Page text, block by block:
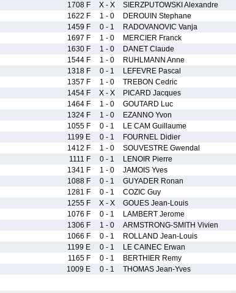
1708 F X - X SIERZPUTOWSKI Alexandre
1622 F 1 - 0 DEROUIN Stephane
1459 F 0 - 1 RADOVANOVIC Vanja
1697 F 1 - 0 MERCIER Franck
1630 F 1 - 0 DANET Claude
1544 F 1 - 0 RUHLMANN Anne
1318 F 0 - 1 LEFEVRE Pascal
1357 F 1 - 0 TREBON Cedric
1454 F X - X PICARD Jacques
1464 F 1 - 0 GOUTARD Luc
1324 F 1 - 0 EZANNO Yvon
1055 F 0 - 1 LE CAM Guillaume
1199 E 0 - 1 FOURNEL Didier
1412 F 1 - 0 SOUVESTRE Gwendal
1111 F 0 - 1 LENOIR Pierre
1341 F 1 - 0 JAMOIS Yves
1088 F 0 - 1 GUYADER Ronan
1281 F 0 - 1 COZIC Guy
1255 F X - X GOUES Jean-Louis
1076 F 0 - 1 LAMBERT Jerome
1306 F 1 - 0 ARMSTRONG-SMITH Vivien
1066 F 0 - 1 ROLLAND Jean-Louis
1199 E 0 - 1 LE CAINEC Erwan
1165 F 0 - 1 BERTHIER Remy
1009 E 0 - 1 THOMAS Jean-Yves